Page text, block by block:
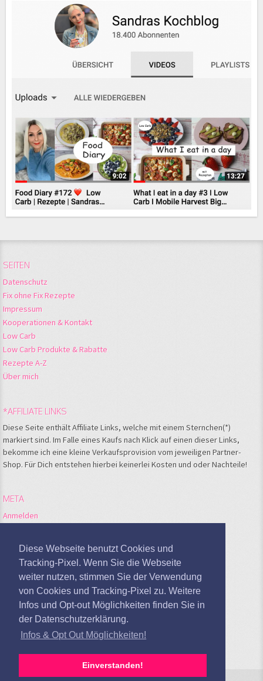
Diese Webseite benutzt Cookies und
Tracking-Pixel. Wenn Sie die Webseite
weiter nutzen, stimmen Sie der Verwendung
von Cookies und Tracking-Pixel zu. Weitere
Infos und Opt-out Möglichkeiten finden Sie in
der Datenschutzerklärung.
Infos & Opt Out Möglichkeiten!
Einverstanden!
SEITEN
Datenschutz
Fix ohne Fix Rezepte
Impressum
Kooperationen & Kontakt
Low Carb
Low Carb Produkte & Rabatte
Rezepte A-Z
Über mich
*AFFILIATE LINKS
Diese Seite enthält Affiliate Links, welche mit einem Sternchen(*)
markiert sind. Im Falle eines Kaufs nach Klick auf einen dieser Links,
bekomme ich eine kleine Verkaufsprovision vom jeweiligen Partner-
Shop. Für Dich entstehen hierbei keinerlei Kosten und oder Nachteile!
META
Anmelden
Kommentare-Feed
Google Analytics deaktivieren